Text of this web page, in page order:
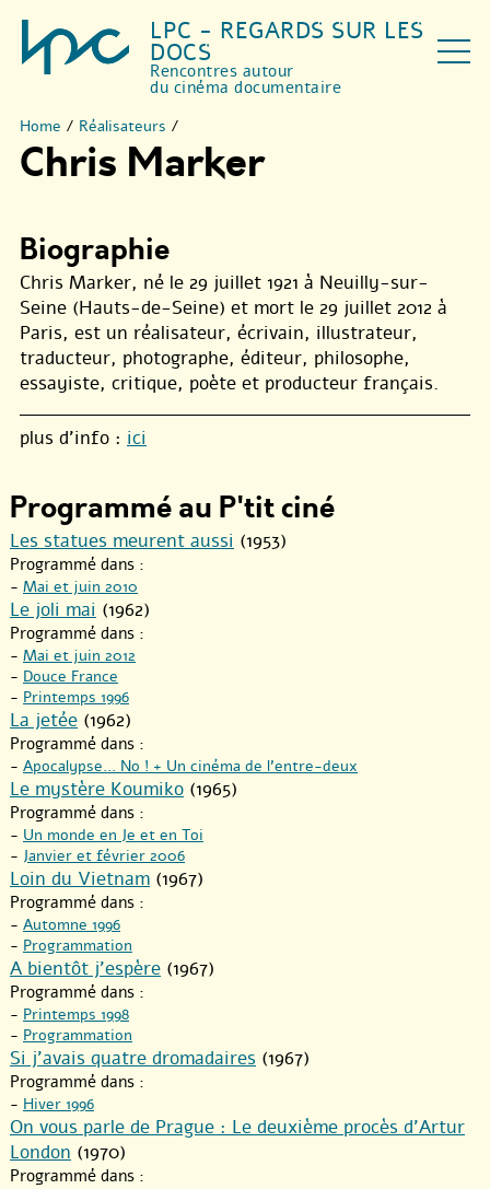
LPC - REGARDS SUR LES
DOCS
Rencontres autour
du cinéma documentaire
Home / Réalisateurs /
Chris Marker
Biographie
Chris Marker, né le 29 juillet 1921 à Neuilly-sur-
Seine (Hauts-de-Seine) et mort le 29 juillet 2012 à
Paris, est un réalisateur, écrivain, illustrateur,
traducteur, photographe, éditeur, philosophe,
essayiste, critique, poète et producteur français.
plus d’info : ici
Programmé au P'tit ciné
Les statues meurent aussi (1953)
Programmé dans :
- Mai et juin 2010
Le joli mai (1962)
Programmé dans :
- Mai et juin 2012
- Douce France
- Printemps 1996
La jetée (1962)
Programmé dans :
- Apocalypse... No ! + Un cinéma de l’entre-deux
Le mystère Koumiko (1965)
Programmé dans :
- Un monde en Je et en Toi
- Janvier et février 2006
Loin du Vietnam (1967)
Programmé dans :
- Automne 1996
- Programmation
A bientôt j’espère (1967)
Programmé dans :
- Printemps 1998
- Programmation
Si j’avais quatre dromadaires (1967)
Programmé dans :
- Hiver 1996
On vous parle de Prague : Le deuxième procès d’Artur
London (1970)
Programmé dans :